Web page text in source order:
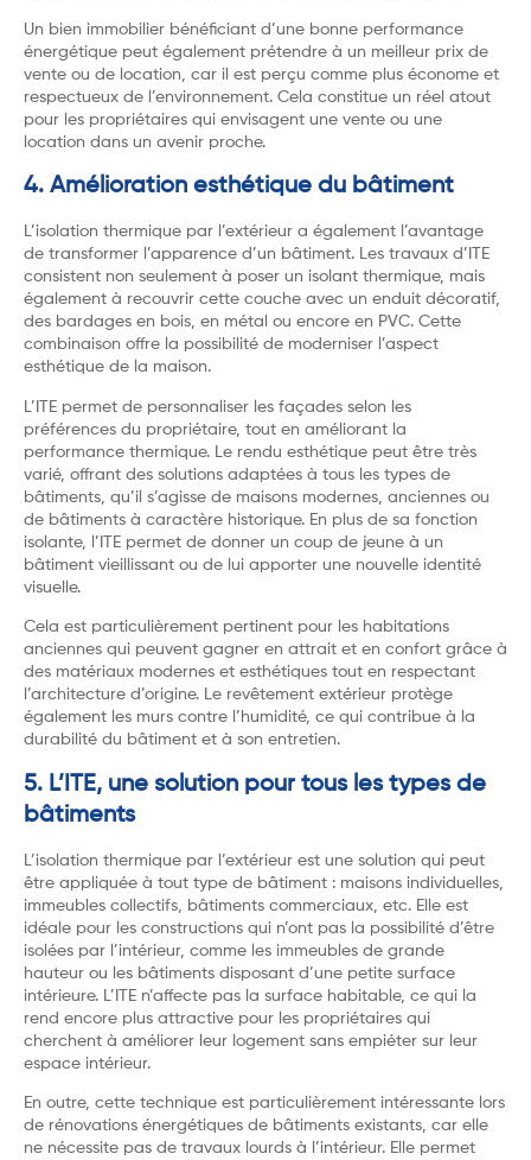
Un bien immobilier bénéficiant d’une bonne performance
énergétique peut également prétendre à un meilleur prix de
vente ou de location, car il est perçu comme plus économe et
respectueux de l’environnement. Cela constitue un réel atout
pour les propriétaires qui envisagent une vente ou une
location dans un avenir proche.
4. Amélioration esthétique du bâtiment
L’isolation thermique par l’extérieur a également l’avantage
de transformer l’apparence d’un bâtiment. Les travaux d’ITE
consistent non seulement à poser un isolant thermique, mais
également à recouvrir cette couche avec un enduit décoratif,
des bardages en bois, en métal ou encore en PVC. Cette
combinaison offre la possibilité de moderniser l’aspect
esthétique de la maison.
L’ITE permet de personnaliser les façades selon les
préférences du propriétaire, tout en améliorant la
performance thermique. Le rendu esthétique peut être très
varié, offrant des solutions adaptées à tous les types de
bâtiments, qu’il s’agisse de maisons modernes, anciennes ou
de bâtiments à caractère historique. En plus de sa fonction
isolante, l’ITE permet de donner un coup de jeune à un
bâtiment vieillissant ou de lui apporter une nouvelle identité
visuelle.
Cela est particulièrement pertinent pour les habitations
anciennes qui peuvent gagner en attrait et en confort grâce à
des matériaux modernes et esthétiques tout en respectant
l’architecture d’origine. Le revêtement extérieur protège
également les murs contre l’humidité, ce qui contribue à la
durabilité du bâtiment et à son entretien.
5. L’ITE, une solution pour tous les types de
bâtiments
L’isolation thermique par l’extérieur est une solution qui peut
être appliquée à tout type de bâtiment : maisons individuelles,
immeubles collectifs, bâtiments commerciaux, etc. Elle est
idéale pour les constructions qui n’ont pas la possibilité d’être
isolées par l’intérieur, comme les immeubles de grande
hauteur ou les bâtiments disposant d’une petite surface
intérieure. L’ITE n’affecte pas la surface habitable, ce qui la
rend encore plus attractive pour les propriétaires qui
cherchent à améliorer leur logement sans empiéter sur leur
espace intérieur.
En outre, cette technique est particulièrement intéressante lors
de rénovations énergétiques de bâtiments existants, car elle
ne nécessite pas de travaux lourds à l’intérieur. Elle permet